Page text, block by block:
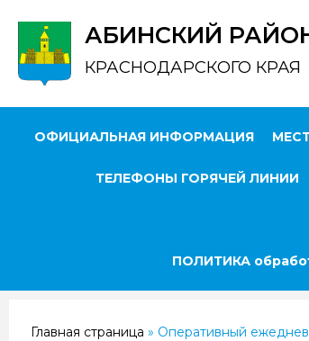
АБИНСКИЙ
КРАСНОДАРСКОГО КРАЯ
ОФИЦИАЛЬНАЯ ИНФОРМАЦИЯ
ТЕЛЕФОНЫ ГОРЯЧЕЙ ЛИНИИ
ПОЛИТИКА
Главная страница » Оперативный